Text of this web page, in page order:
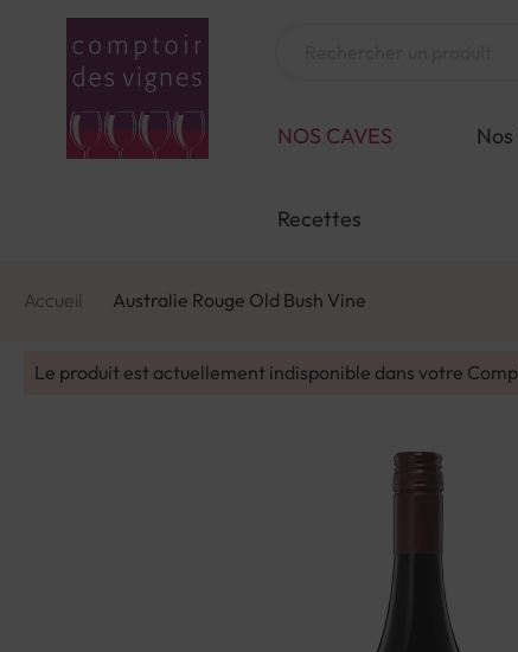
NOS CAVES
Recettes
Accueil Australie Rouge Old Bush Vine
Le produit est actuellement indisponible dans votre